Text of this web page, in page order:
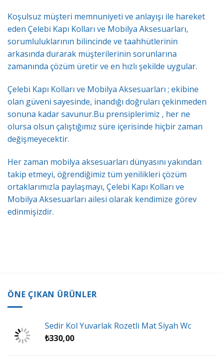
Koşulsuz müşteri memnuniyeti ve anlayışı ile hareket
eden Çelebi Kapı Kolları ve Mobilya Aksesuarları,
sorumluluklarının bilincinde ve taahhütlerinin
arkasında durarak müşterilerinin sorunlarına
zamanında çözüm üretir ve en hızlı şekilde uygular.
Çelebi Kapı Kolları ve Mobilya Aksesuarları ; ekibine
olan güveni sayesinde, inandığı doğruları çekinmeden
sonuna kadar savunur.Bu prensiplerimiz , her ne
olursa olsun çalıştığımız süre içerisinde hiçbir zaman
değişmeyecektir.
Her zaman mobilya aksesuarları dünyasını yakından
takip etmeyi, öğrendiğimiz tüm yenilikleri çözüm
ortaklarımızla paylaşmayı, Çelebi Kapı Kolları ve
Mobilya Aksesuarları ailesi olarak kendimize görev
edinmişizdir.
ÖNE ÇIKAN ÜRÜNLER
Sedir Kol Yuvarlak Rozetli Mat Siyah Wc
₺330,00